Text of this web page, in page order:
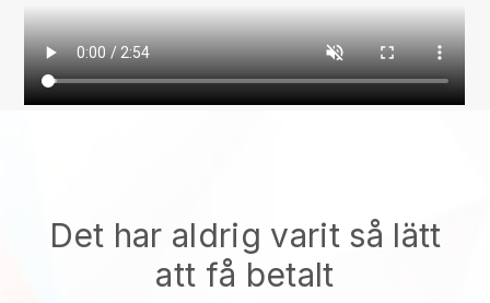
Det har aldrig varit så lätt
att få betalt